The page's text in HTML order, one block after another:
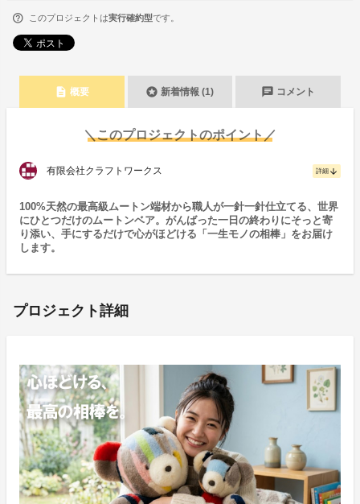
このプロジェクトは実行確約型です。
description 概要 stars 新着情報 (1) chat コメント
＼このプロジェクトのポイント／
有限会社クラフトワークス 詳細 arrow_downward
100%天然の最高級ムートン端材から職人が一針一針仕立てる、世界
にひとつだけのムートンベア。がんばった一日の終わりにそっと寄
り添い、手にするだけで心がほどける「一生モノの相棒」をお届け
します。
プロジェクト詳細